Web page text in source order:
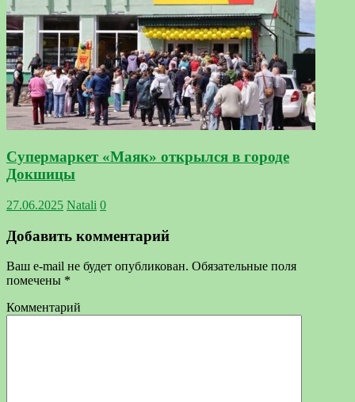
Супермаркет «Маяк» открылся в городе
Докшицы
27.06.2025 Natali 0
Добавить комментарий
Ваш e-mail не будет опубликован. Обязательные поля
помечены *
Комментарий